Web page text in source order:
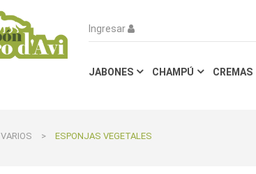
Ingresar
JABONES CHAMPÚ CREMAS
VARIOS > ESPONJAS VEGETALES